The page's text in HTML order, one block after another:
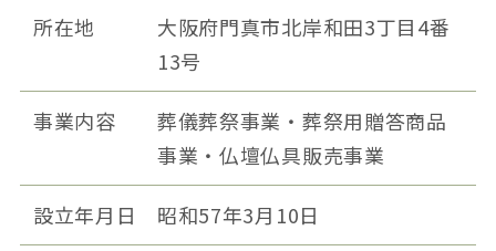
所在地
大阪府門真市北岸和田3丁目4番
13号
事業内容
葬儀葬祭事業・葬祭用贈答商品
事業・仏壇仏具販売事業
設立年月日 昭和57年3月10日